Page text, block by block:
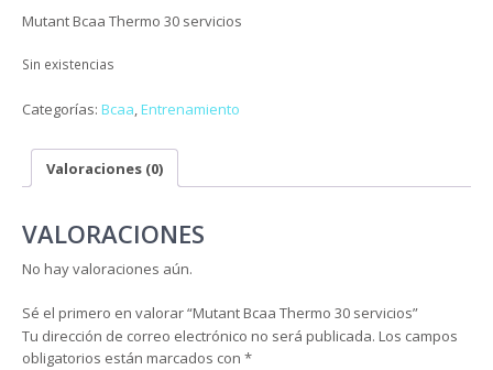
Mutant Bcaa Thermo 30 servicios
Sin existencias
Categorías: Bcaa,Entrenamiento
Valoraciones (0)
VALORACIONES
No hay valoraciones aún.
Sé el primero en valorar “Mutant Bcaa Thermo 30 servicios”
Tu dirección de correo electrónico no será publicada. Los campos
obligatorios están marcados con *